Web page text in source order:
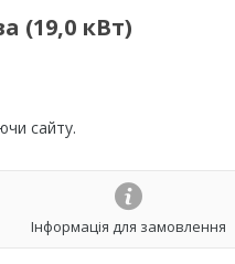
(19,0 кВт)
сайту.
Інформація для замовлення